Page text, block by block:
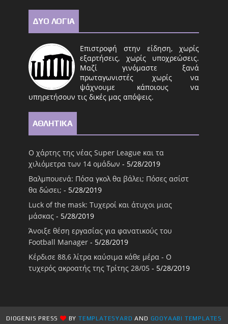
ΔΥΟ ΛΟΓΙΑ
Επιστροφή στην είδηση, χωρίς
εξαρτήσεις, χωρίς υποχρεώσεις.
Μαζί γινόμαστε ξανά
πρωταγωνιστές χωρίς να
ψάχνουμε κάποιους να
υπηρετήσουν τις δικές μας απόψεις.
ΑΘΛΗΤΙΚΑ
Ο χάρτης της νέας Super League και τα
χιλιόμετρα των 14 ομάδων - 5/28/2019
Βαλμπουενά: Πόσα γκολ θα βάλει; Πόσες ασίστ
θα δώσει; - 5/28/2019
Luck of the mask: Τυχεροί και άτυχοι μιας
μάσκας - 5/28/2019
Άνοιξε θέση εργασίας για φανατικούς του
Football Μanager - 5/28/2019
Κέρδισε 88,6 λίτρα καύσιμα κάθε μέρα - Ο
τυχερός ακροατής της Τρίτης 28/05 - 5/28/2019
DIOGENIS PRESS BYTEMPLATESYARD AND GOOYAABI TEMPLATES